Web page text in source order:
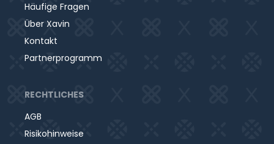
Häufige Fragen
Über Xavin
Kontakt
Partnerprogramm
RECHTLICHES
AGB
Risikohinweise